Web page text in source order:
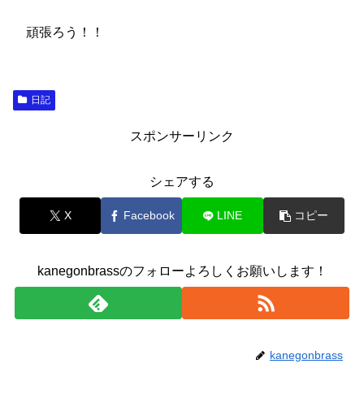
頑張ろう！！
日記
スポンサーリンク
シェアする
X Facebook LINE コピー
kanegonbrassのフォローよろしくお願いします！
kanegonbrass